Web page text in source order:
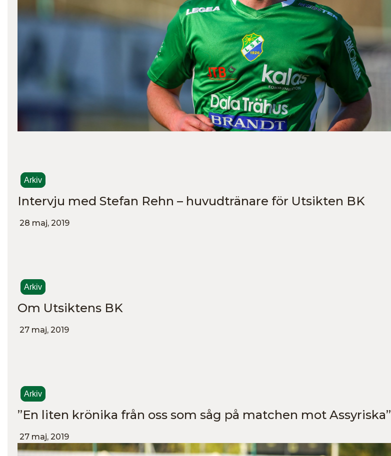
Arkiv
Intervju med Stefan Rehn – huvudtränare för Utsikten BK
28 maj, 2019
Arkiv
Om Utsiktens BK
27 maj, 2019
Arkiv
”En liten krönika från oss som såg på matchen mot Assyriska”
27 maj, 2019